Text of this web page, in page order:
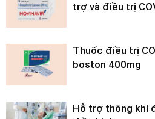
trợ và điều trị
Thuốc điều trị
boston 400mg
Hỗ trợ thông khí